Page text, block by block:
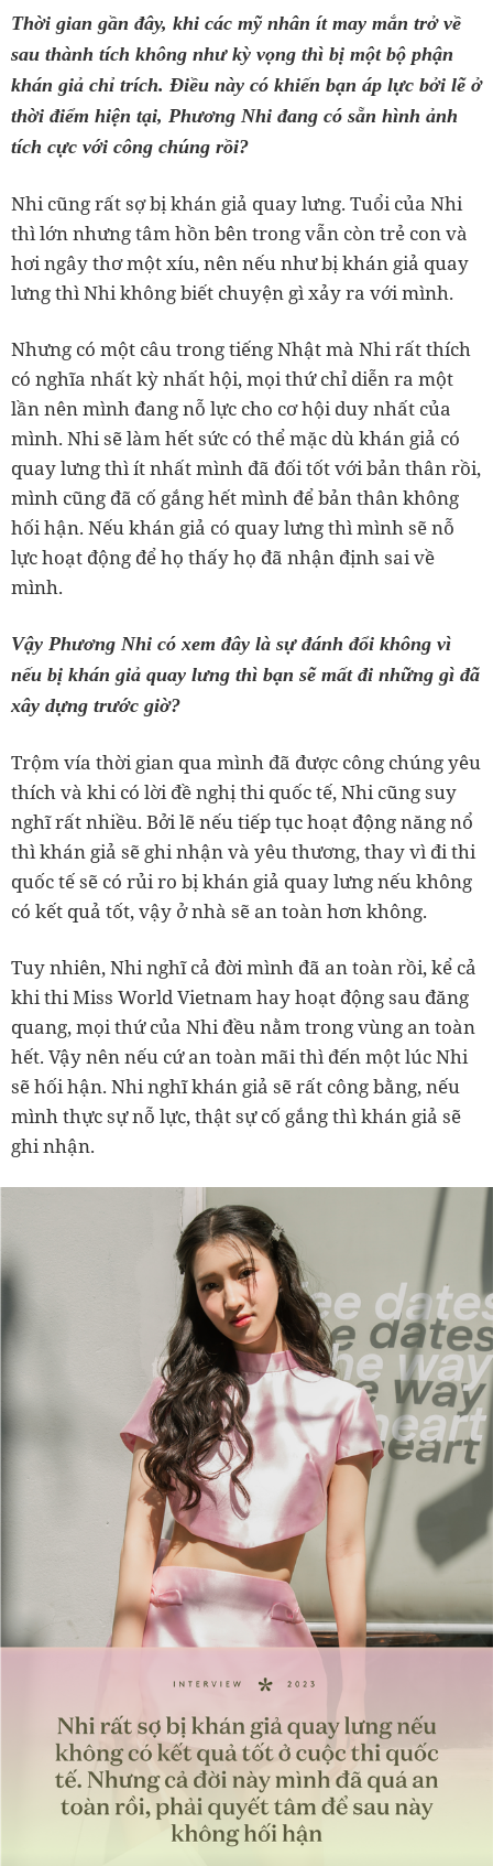
Thời gian gần đây, khi các mỹ nhân ít may mắn trở về
sau thành tích không như kỳ vọng thì bị một bộ phận
khán giả chỉ trích. Điều này có khiến bạn áp lực bởi lẽ ở
thời điểm hiện tại, Phương Nhi đang có sẵn hình ảnh
tích cực với công chúng rồi?
Nhi cũng rất sợ bị khán giả quay lưng. Tuổi của Nhi
thì lớn nhưng tâm hồn bên trong vẫn còn trẻ con và
hơi ngây thơ một xíu, nên nếu như bị khán giả quay
lưng thì Nhi không biết chuyện gì xảy ra với mình.
Nhưng có một câu trong tiếng Nhật mà Nhi rất thích
có nghĩa nhất kỳ nhất hội, mọi thứ chỉ diễn ra một
lần nên mình đang nỗ lực cho cơ hội duy nhất của
mình. Nhi sẽ làm hết sức có thể mặc dù khán giả có
quay lưng thì ít nhất mình đã đối tốt với bản thân rồi,
mình cũng đã cố gắng hết mình để bản thân không
hối hận. Nếu khán giả có quay lưng thì mình sẽ nỗ
lực hoạt động để họ thấy họ đã nhận định sai về
mình.
Vậy Phương Nhi có xem đây là sự đánh đổi không vì
nếu bị khán giả quay lưng thì bạn sẽ mất đi những gì đã
xây dựng trước giờ?
Trộm vía thời gian qua mình đã được công chúng yêu
thích và khi có lời đề nghị thi quốc tế, Nhi cũng suy
nghĩ rất nhiều. Bởi lẽ nếu tiếp tục hoạt động năng nổ
thì khán giả sẽ ghi nhận và yêu thương, thay vì đi thi
quốc tế sẽ có rủi ro bị khán giả quay lưng nếu không
có kết quả tốt, vậy ở nhà sẽ an toàn hơn không.
Tuy nhiên, Nhi nghĩ cả đời mình đã an toàn rồi, kể cả
khi thi Miss World Vietnam hay hoạt động sau đăng
quang, mọi thứ của Nhi đều nằm trong vùng an toàn
hết. Vậy nên nếu cứ an toàn mãi thì đến một lúc Nhi
sẽ hối hận. Nhi nghĩ khán giả sẽ rất công bằng, nếu
mình thực sự nỗ lực, thật sự cố gắng thì khán giả sẽ
ghi nhận.